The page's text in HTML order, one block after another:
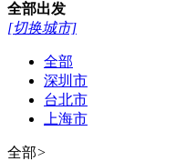
全部出发
[切换城市]
全部
深圳市
台北市
上海市
全部>